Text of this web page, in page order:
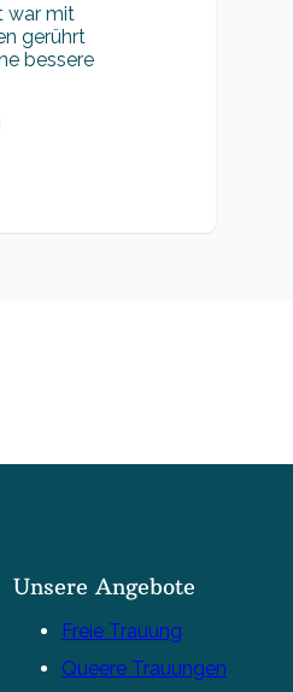
war mit
gerührt
bessere
Unsere Angebote
Freie Trauung
Queere Trauungen